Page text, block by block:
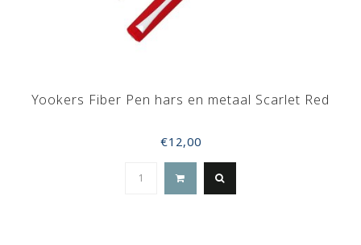
Yookers Fiber Pen hars en metaal Scarlet Red
€12,00